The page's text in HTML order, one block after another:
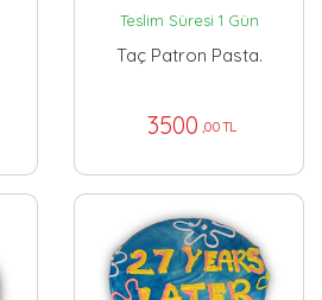
Teslim Süresi 1 Gün
Taç Patron Pasta.
3500 ,00 TL